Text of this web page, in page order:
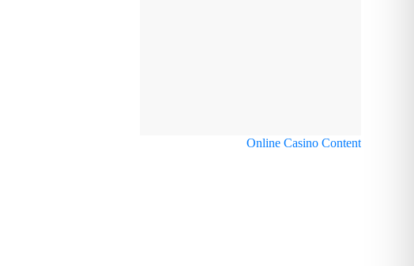
Online Casino Content